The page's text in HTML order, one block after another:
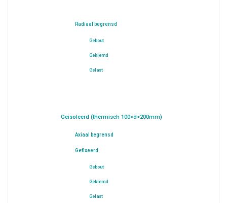
Radiaal begrensd
Gebout
Geklemd
Gelast
Geisoleerd (thermisch 100<d<200mm)
Axiaal begrensd
Gefixeerd
Gebout
Geklemd
Gelast